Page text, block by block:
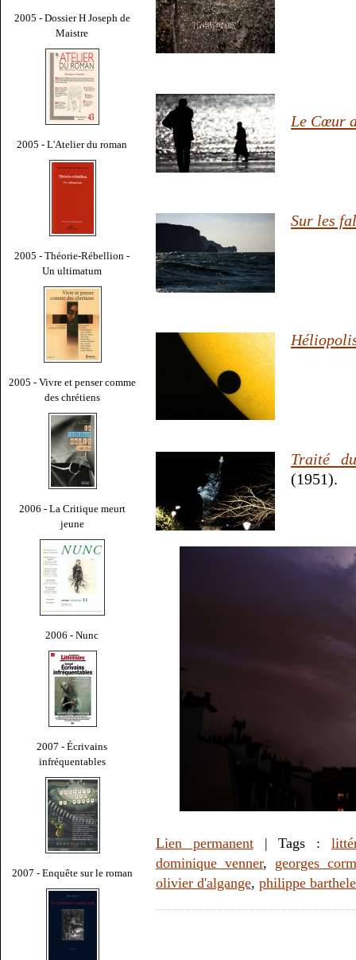
2005 - Dossier H Joseph de
Maistre
2005 - L'Atelier du roman
2005 - Théorie-Rébellion -
Un ultimatum
2005 - Vivre et penser comme
des chrétiens
2006 - La Critique meurt
jeune
2006 - Nunc
2007 - Écrivains
infréquentables
2007 - Enquête sur le roman
Le Cœur
Sur les
Traité
(1951).
Lien permanent| Tags :
dominique venner, georges
olivier d'algange, philippe